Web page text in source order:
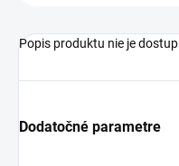
Popis produktu nie je
Dodatočné parametre